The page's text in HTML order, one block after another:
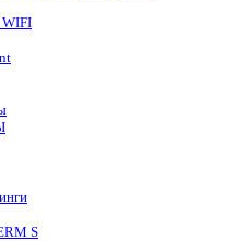
WIFI
S